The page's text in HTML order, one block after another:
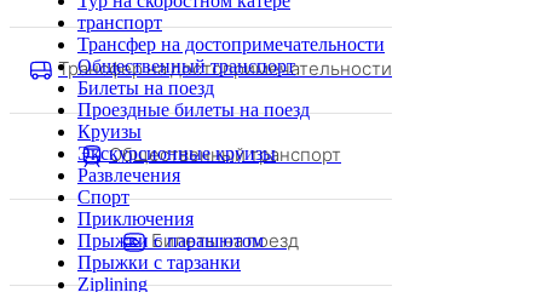
транспорт
Трансфер на достопримечательности
Общественный транспорт
Билеты на поезд
Проездные билеты на поезд
Круизы
Экскурсионные круизы
Развлечения
Спорт
Приключения
Прыжки с парашютом
Прыжки с тарзанки
Ziplining
Трансфер на достопримечательности
Общественный транспорт
Билеты на поезд